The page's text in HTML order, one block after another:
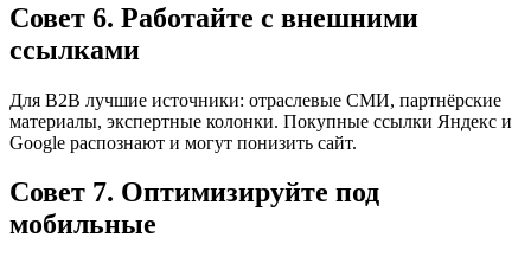
Совет 6. Работайте с внешними
ссылками
Для B2B лучшие источники: отраслевые СМИ, партнёрские
материалы, экспертные колонки. Покупные ссылки Яндекс и
Google распознают и могут понизить сайт.
Совет 7. Оптимизируйте под
мобильные